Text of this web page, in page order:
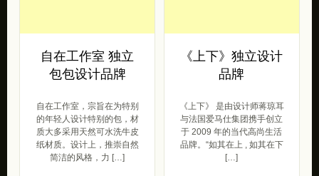
自在工作室 独立
包包设计品牌
自在工作室，宗旨在为特别
的年轻人设计特别的包，材
质大多采用天然可水洗牛皮
纸材质。设计上，推崇自然
简洁的风格，力 […]
《上下》独立设计
品牌
《上下》 是由设计师蒋琼耳
与法国爱马仕集团携手创立
于 2009 年的当代高尚生活
品牌。“如其在上 , 如其在下
[…]